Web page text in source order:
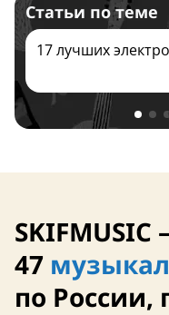
Сегодня
Статьи по теме
17 лучших
SKIFMUSIC
47
по России,